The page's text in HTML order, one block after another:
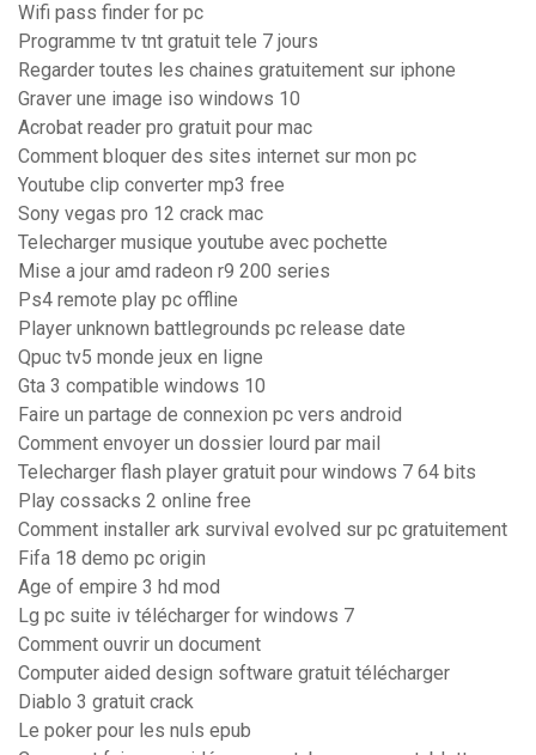
Wifi pass finder for pc
Programme tv tnt gratuit tele 7 jours
Regarder toutes les chaines gratuitement sur iphone
Graver une image iso windows 10
Acrobat reader pro gratuit pour mac
Comment bloquer des sites internet sur mon pc
Youtube clip converter mp3 free
Sony vegas pro 12 crack mac
Telecharger musique youtube avec pochette
Mise a jour amd radeon r9 200 series
Ps4 remote play pc offline
Player unknown battlegrounds pc release date
Qpuc tv5 monde jeux en ligne
Gta 3 compatible windows 10
Faire un partage de connexion pc vers android
Comment envoyer un dossier lourd par mail
Telecharger flash player gratuit pour windows 7 64 bits
Play cossacks 2 online free
Comment installer ark survival evolved sur pc gratuitement
Fifa 18 demo pc origin
Age of empire 3 hd mod
Lg pc suite iv télécharger for windows 7
Comment ouvrir un document
Computer aided design software gratuit télécharger
Diablo 3 gratuit crack
Le poker pour les nuls epub